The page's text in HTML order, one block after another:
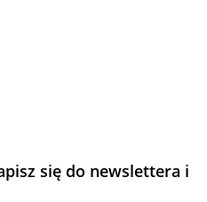
się do newslettera i